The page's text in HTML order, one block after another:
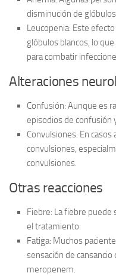
disminución de
Leucopenia: Este
glóbulos blancos, lo
para combatir
Alteraciones
Confusión: Aunque es
episodios de confusión
Convulsiones: En casos
convulsiones,
convulsiones.
Otras reacciones
Fiebre: La fiebre puede
el tratamiento.
Fatiga: Muchos
sensación de
meropenem.